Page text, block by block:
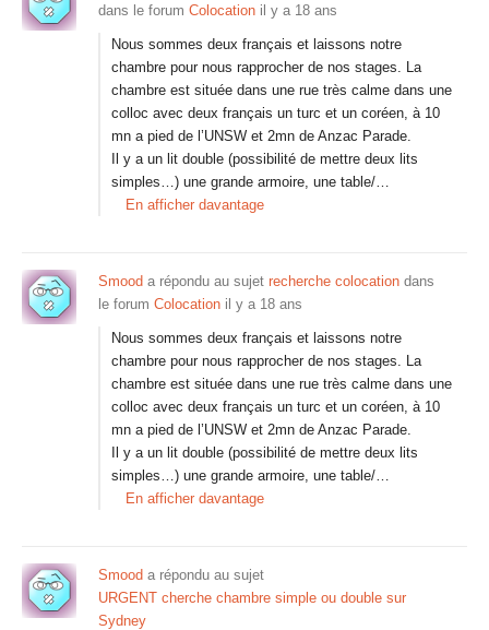
dans le forum Colocation il y a 18 ans
Nous sommes deux français et laissons notre
chambre pour nous rapprocher de nos stages. La
chambre est située dans une rue très calme dans une
colloc avec deux français un turc et un coréen, à 10
mn a pied de l’UNSW et 2mn de Anzac Parade.
Il y a un lit double (possibilité de mettre deux lits
simples…) une grande armoire, une table/…
En afficher davantage
Smood a répondu au sujet recherche colocation dans
le forum Colocation il y a 18 ans
Nous sommes deux français et laissons notre
chambre pour nous rapprocher de nos stages. La
chambre est située dans une rue très calme dans une
colloc avec deux français un turc et un coréen, à 10
mn a pied de l’UNSW et 2mn de Anzac Parade.
Il y a un lit double (possibilité de mettre deux lits
simples…) une grande armoire, une table/…
En afficher davantage
Smood a répondu au sujet
URGENT cherche chambre simple ou double sur
Sydney